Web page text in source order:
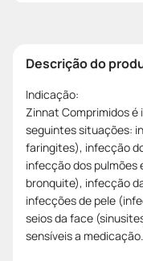
Descrição do
Indicação:
Zinnat Comprimidos
seguintes situações:
faringites), infecção
infecção dos pulmões
bronquite), infecção
infecções de pele
seios da face
sensíveis a medicação.